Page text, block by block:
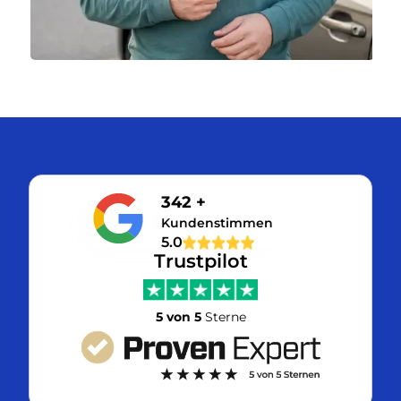
342 +
Kundenstimmen
5.0
Trustpilot
5 von 5 Sterne